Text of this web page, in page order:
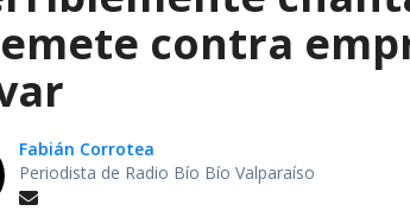
contra
Fabián Corrotea
Periodista de Radio Bío Bío Valparaíso